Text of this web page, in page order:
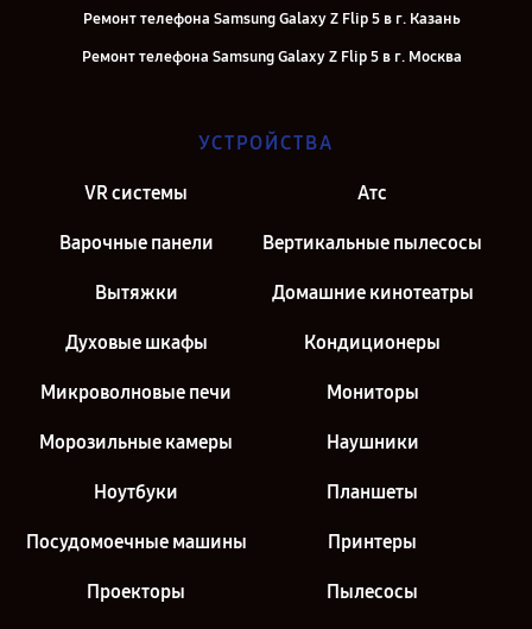
Ремонт телефона Samsung Galaxy Z Flip 5 в г. Казань
Ремонт телефона Samsung Galaxy Z Flip 5 в г. Москва
УСТРОЙСТВА
VR системы Атс
Варочные панели Вертикальные пылесосы
Вытяжки Домашние кинотеатры
Духовые шкафы Кондиционеры
Микроволновые печи Мониторы
Морозильные камеры Наушники
Ноутбуки Планшеты
Посудомоечные машины Принтеры
Проекторы Пылесосы